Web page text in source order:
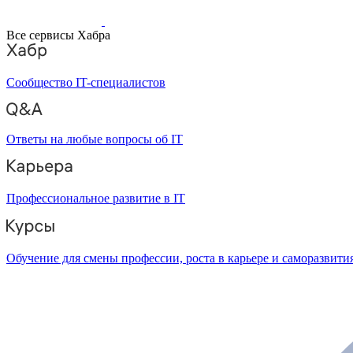
Все сервисы Хабра
Сообщество IT-специалистов
Ответы на любые вопросы об IT
Профессиональное развитие в IT
Обучение для смены профессии, роста в карьере и